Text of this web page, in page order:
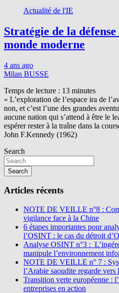
Actualité de l'IE
Stratégie de la
monde moderne
4 ans ago
Milan BUSSE
Temps de lecture : 13 minutes
« L’exploration de l’espace ira de
non, et c’est l’une des grandes
aucune nation qui s’attend à être le
espérer rester à la traîne dans la
John F.Kennedy (1962)
Search
Search
Articles récents
NOTE DE VEILLE n°8 :
vigilance face à la Chine
6 étapes importantes pour
l’OSINT : le cas du détroit
Analyse OSINT n°3 :
manipule l’environnement
NOTE DE VEILLE n° 7 :
l’Arabie saoudite regarde vers
Transition verte européenne :
entreprises en action